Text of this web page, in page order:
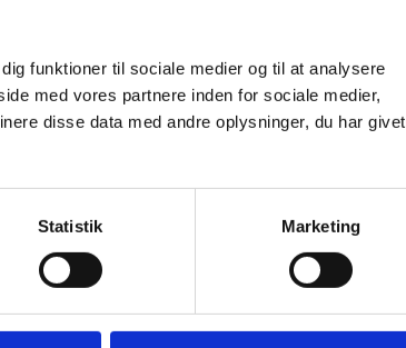
funktioner til sociale medier og til at analysere
med vores partnere inden for sociale medier,
disse data med andre oplysninger, du har givet
Statistik Marketing